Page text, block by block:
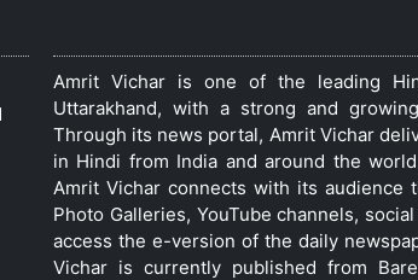
Amrit Vichar is one of the leading
Uttarakhand, with a strong and
Through its news portal, Amrit Vichar
in Hindi from India and around the
Amrit Vichar connects with its audience
Photo Galleries, YouTube channels,
access the e-version of the daily
Vichar is currently published from